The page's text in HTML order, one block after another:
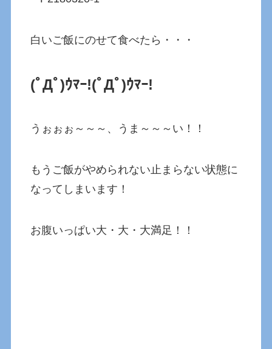
白いご飯にのせて食べたら・・・
(ﾟДﾟ)ｳﾏｰ!(ﾟДﾟ)ｳﾏｰ!
うぉぉぉ～～～、うま～～～い！！
もうご飯がやめられない止まらない状態に
なってしまいます！
お腹いっぱい大・大・大満足！！